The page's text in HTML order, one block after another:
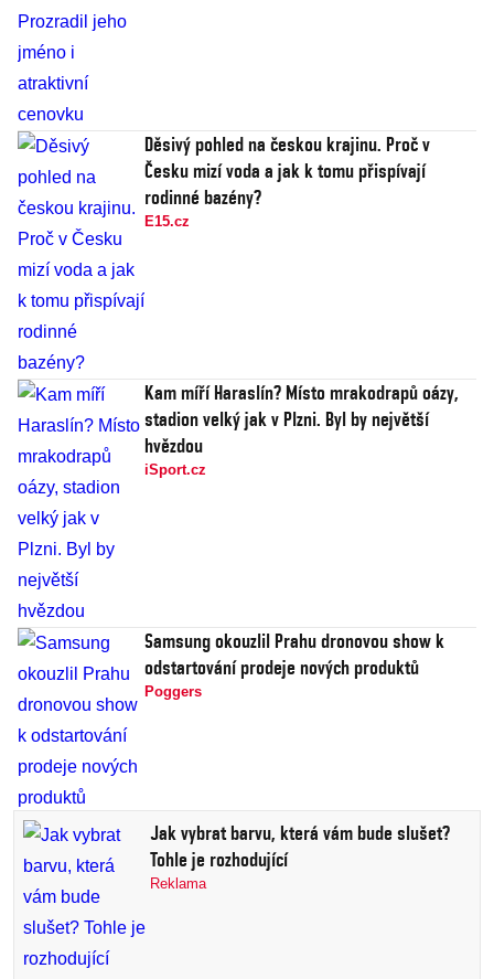
Děsivý pohled na českou krajinu. Proč v
Česku mizí voda a jak k tomu přispívají
rodinné bazény?
E15.cz
Kam míří Haraslín? Místo mrakodrapů oázy,
stadion velký jak v Plzni. Byl by největší
hvězdou
iSport.cz
Samsung okouzlil Prahu dronovou show k
odstartování prodeje nových produktů
Poggers
Jak vybrat barvu, která vám bude slušet?
Tohle je rozhodující
Reklama